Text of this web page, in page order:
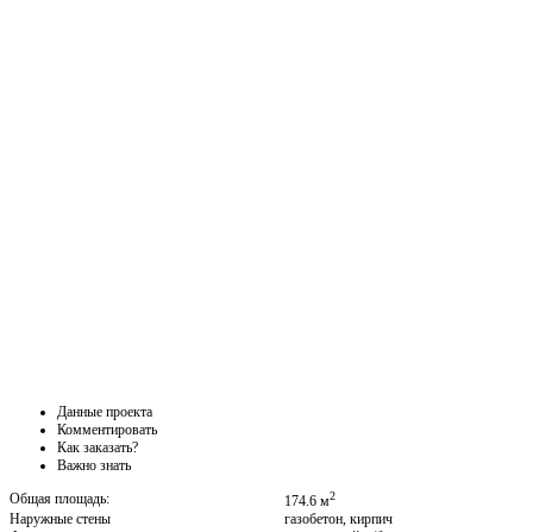
Данные проекта
Комментировать
Как заказать?
Важно знать
Общая площадь:
174.6 м2
Наружные стены
газобетон, кирпич